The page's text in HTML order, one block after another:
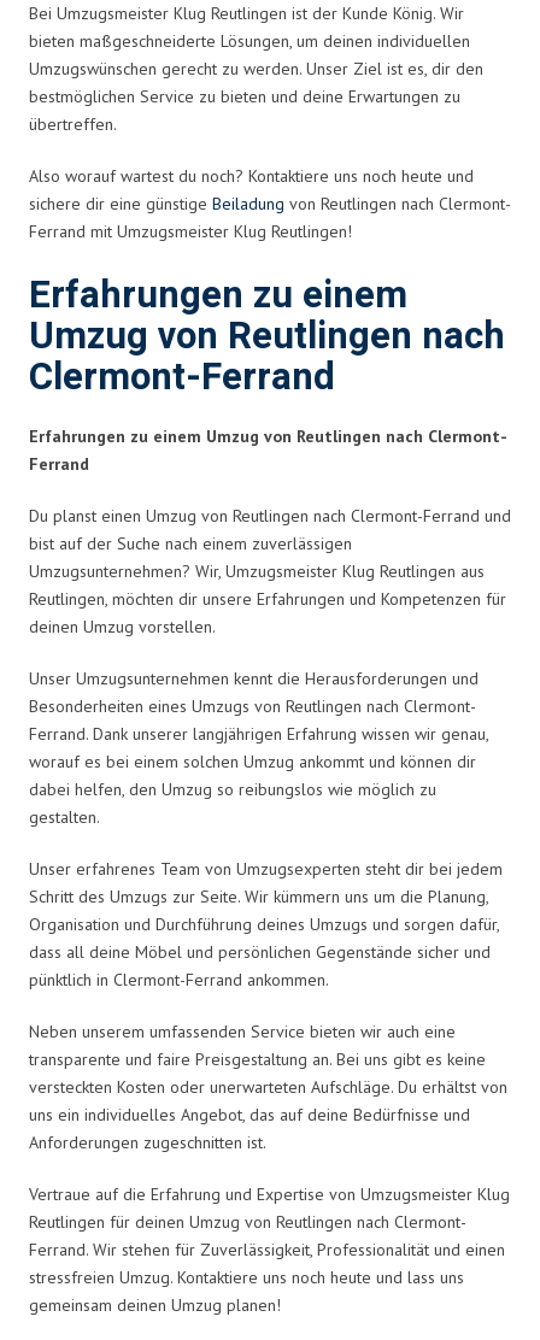
Bei Umzugsmeister Klug Reutlingen ist der Kunde König. Wir
bieten maßgeschneiderte Lösungen, um deinen individuellen
Umzugswünschen gerecht zu werden. Unser Ziel ist es, dir den
bestmöglichen Service zu bieten und deine Erwartungen zu
übertreffen.
Also worauf wartest du noch? Kontaktiere uns noch heute und
sichere dir eine günstige Beiladung von Reutlingen nach Clermont-
Ferrand mit Umzugsmeister Klug Reutlingen!
Erfahrungen zu einem
Umzug von Reutlingen nach
Clermont-Ferrand
Erfahrungen zu einem Umzug von Reutlingen nach Clermont-
Ferrand
Du planst einen Umzug von Reutlingen nach Clermont-Ferrand und
bist auf der Suche nach einem zuverlässigen
Umzugsunternehmen? Wir, Umzugsmeister Klug Reutlingen aus
Reutlingen, möchten dir unsere Erfahrungen und Kompetenzen für
deinen Umzug vorstellen.
Unser Umzugsunternehmen kennt die Herausforderungen und
Besonderheiten eines Umzugs von Reutlingen nach Clermont-
Ferrand. Dank unserer langjährigen Erfahrung wissen wir genau,
worauf es bei einem solchen Umzug ankommt und können dir
dabei helfen, den Umzug so reibungslos wie möglich zu
gestalten.
Unser erfahrenes Team von Umzugsexperten steht dir bei jedem
Schritt des Umzugs zur Seite. Wir kümmern uns um die Planung,
Organisation und Durchführung deines Umzugs und sorgen dafür,
dass all deine Möbel und persönlichen Gegenstände sicher und
pünktlich in Clermont-Ferrand ankommen.
Neben unserem umfassenden Service bieten wir auch eine
transparente und faire Preisgestaltung an. Bei uns gibt es keine
versteckten Kosten oder unerwarteten Aufschläge. Du erhältst von
uns ein individuelles Angebot, das auf deine Bedürfnisse und
Anforderungen zugeschnitten ist.
Vertraue auf die Erfahrung und Expertise von Umzugsmeister Klug
Reutlingen für deinen Umzug von Reutlingen nach Clermont-
Ferrand. Wir stehen für Zuverlässigkeit, Professionalität und einen
stressfreien Umzug. Kontaktiere uns noch heute und lass uns
gemeinsam deinen Umzug planen!